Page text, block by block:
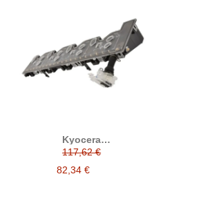
Kyocera
TK2552/302L794020 bote
residual compatible
117,62 €
82,34 €